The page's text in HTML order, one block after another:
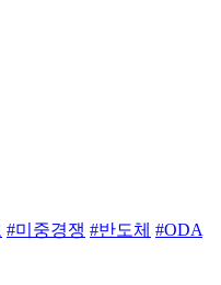
#미중경쟁 #반도체 #ODA